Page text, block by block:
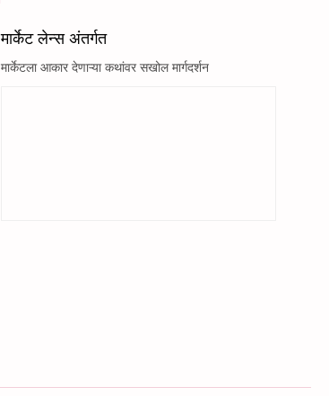
मार्केट लेन्स अंतर्गत
मार्केटला आकार देणाऱ्या कथांवर सखोल मार्गदर्शन